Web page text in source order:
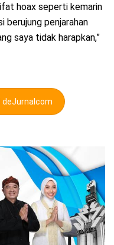
hoax seperti kemarin
berujung penjarahan
saya tidak harapkan,”
deJurnalcom